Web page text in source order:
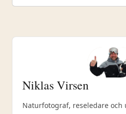
Niklas Virsen
Naturfotograf, reseledare och